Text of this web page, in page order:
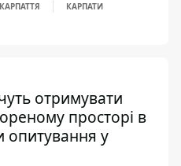
КАРПАТИ
отримувати
просторі в
опитування у